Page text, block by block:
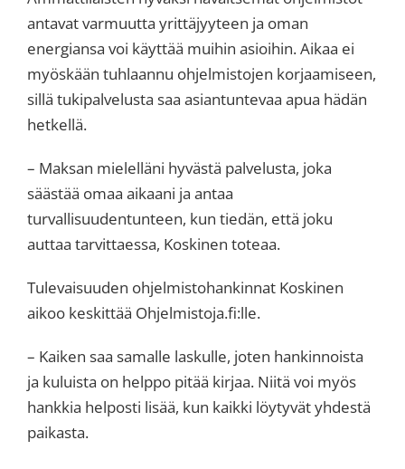
antavat varmuutta yrittäjyyteen ja oman
energiansa voi käyttää muihin asioihin. Aikaa ei
myöskään tuhlaannu ohjelmistojen korjaamiseen,
sillä tukipalvelusta saa asiantuntevaa apua hädän
hetkellä.
– Maksan mielelläni hyvästä palvelusta, joka
säästää omaa aikaani ja antaa
turvallisuudentunteen, kun tiedän, että joku
auttaa tarvittaessa, Koskinen toteaa.
Tulevaisuuden ohjelmistohankinnat Koskinen
aikoo keskittää Ohjelmistoja.fi:lle.
– Kaiken saa samalle laskulle, joten hankinnoista
ja kuluista on helppo pitää kirjaa. Niitä voi myös
hankkia helposti lisää, kun kaikki löytyvät yhdestä
paikasta.